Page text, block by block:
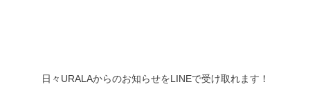
日々URALAからのお知らせをLINEで受け取れます！